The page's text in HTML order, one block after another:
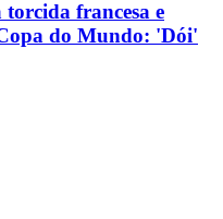
francesa e
do Mundo: 'Dói'